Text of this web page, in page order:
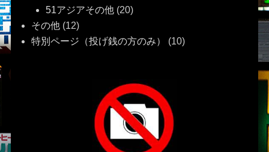
51アジアその他(20)
その他(12)
特別ページ（投げ銭の方のみ）
(10)